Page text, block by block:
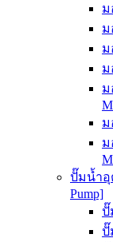
ม
ม
ม
ม
ม
ม
ม
ปั๊มน้ำอุ
Pump]
ปั๊
ปั๊